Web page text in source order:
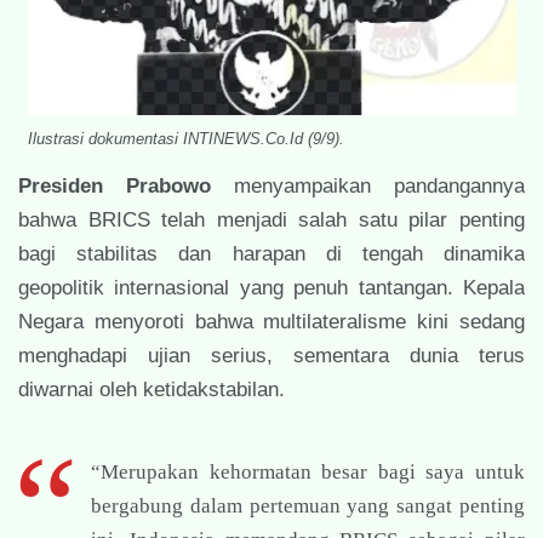
Ilustrasi dokumentasi INTINEWS.Co.Id (9/9).
Presiden Prabowo menyampaikan pandangannya
bahwa BRICS telah menjadi salah satu pilar penting
bagi stabilitas dan harapan di tengah dinamika
geopolitik internasional yang penuh tantangan. Kepala
Negara menyoroti bahwa multilateralisme kini sedang
menghadapi ujian serius, sementara dunia terus
diwarnai oleh ketidakstabilan.
“Merupakan kehormatan besar bagi saya untuk
bergabung dalam pertemuan yang sangat penting